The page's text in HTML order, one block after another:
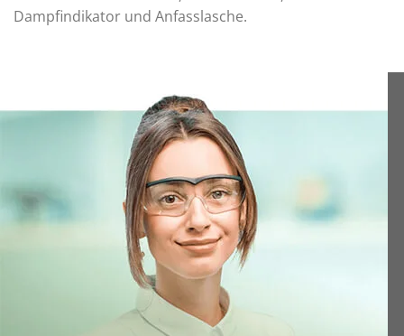
Dampfindikator und Anfasslasche.